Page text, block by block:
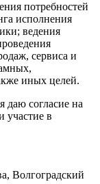
потребностей
исполнения
ведения
сервиса и
иных целей.
даю согласие на
участие в
Волгоградский